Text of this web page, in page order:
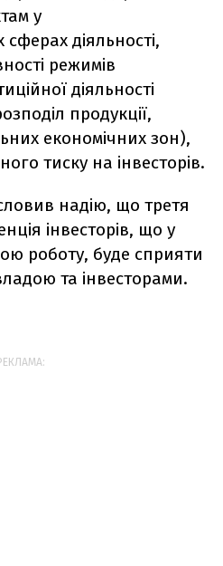
у
діяльності,
режимів
діяльності
продукції,
економічних зон),
тиску на інвесторів.
надію, що третя
інвесторів, що у
роботу, буде сприяти
та інвесторами.